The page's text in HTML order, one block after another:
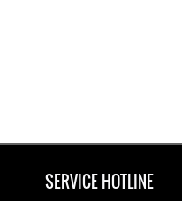
SERVICE HOTLINE